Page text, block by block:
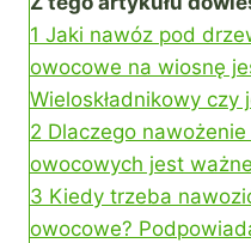
1 Jaki nawóz pod
owocowe na wiosnę
Wieloskładnikowy czy
2 Dlaczego
owocowych jest
3 Kiedy trzeba
owocowe?